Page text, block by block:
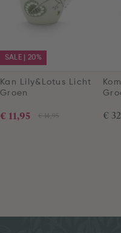
SALE | 20%
Kan Lily&Lotus Licht
Groen
€ 14,95
€ 11,95 €